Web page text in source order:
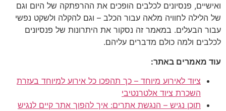
ואישיים, פנסיונים לכלבים הופכים את ההרפתקה של היום וגם
של הלילה לחוויה מלאה עבור הכלב – וגם להקלה ולשקט נפשי
עבור הבעלים. במאמר זה נסקור את היתרונות של פנסיונים
לכלבים ולמה כולם מדברים עליהם.
עוד מאמרים באתר:
ציוד לאירוע מיוחד – כך תהפכו כל אירוע למיוחד בעזרת
השכרת ציוד אלטרנטיבי
תוכן נגיש – הנגשת אתרים: איך להפוך אתר קיים לנגיש